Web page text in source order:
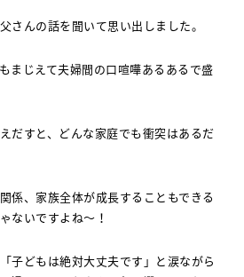
さんの話を聞いて思い出しました。
まじえて夫婦間の口喧嘩あるあるで盛
だすと、どんな家庭でも衝突はあるだ
係、家族全体が成長することもできる
ないですよね〜！
子どもは絶対大丈夫です」と涙ながら